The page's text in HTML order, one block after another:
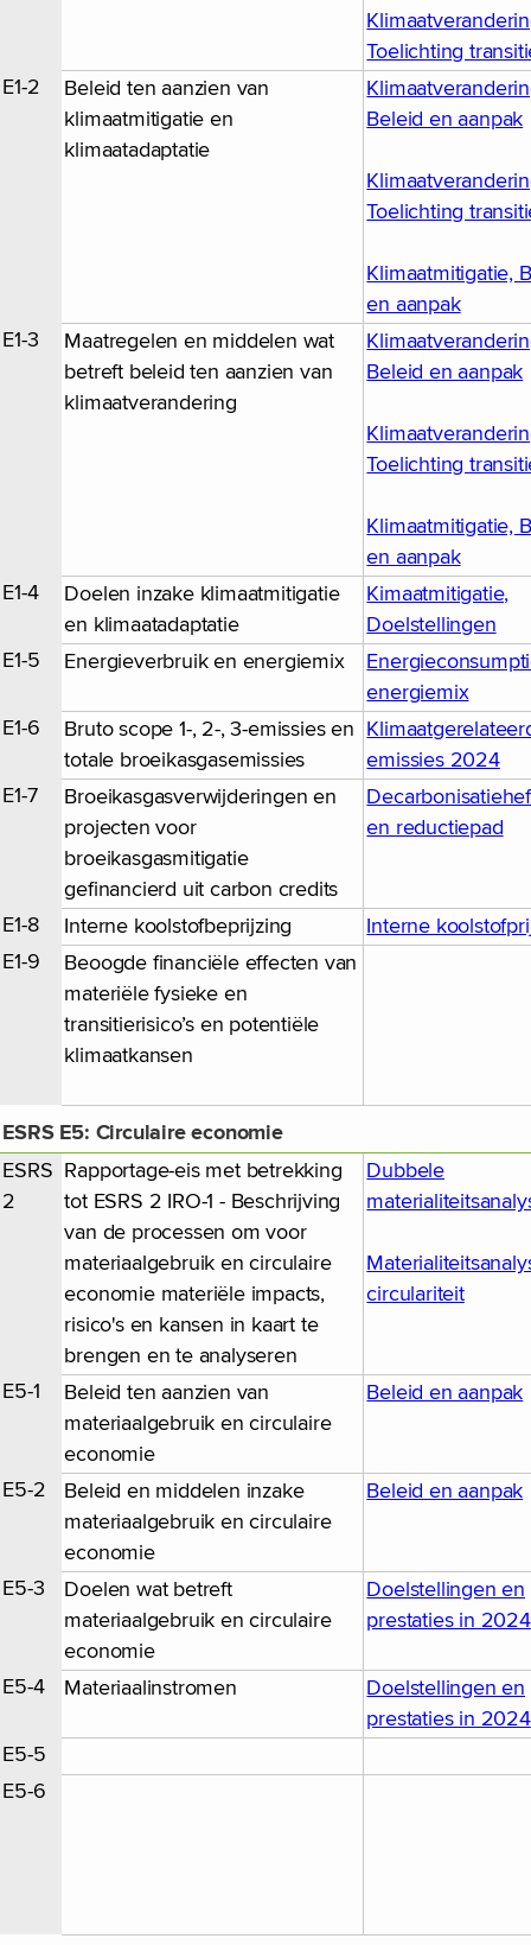
Toelichting
E1-2
Beleid ten aanzien van
klimaatmitigatie en
klimaatadaptatie
Beleid en aanpak
Toelichting
Klimaatmitigatie,
en aanpak
E1-3
Maatregelen en middelen wat
betreft beleid ten aanzien van
klimaatverandering
Beleid en aanpak
Toelichting
Klimaatmitigatie,
en aanpak
E1-4
Doelen inzake klimaatmitigatie
en klimaatadaptatie
Kimaatmitigatie,
Doelstellingen
E1-5
Energieverbruik en energiemix
energiemix
E1-6
Bruto scope 1-, 2-, 3-emissies en
totale broeikasgasemissies
emissies 2024
E1-7
Broeikasgasverwijderingen en
projecten voor
broeikasgasmitigatie
gefinancierd uit carbon credits
en reductiepad
E1-8 Interne koolstofbeprijzing
Interne
E1-9
Beoogde financiële effecten van
materiële fysieke en
transitierisico’s en potentiële
klimaatkansen
ESRS E5: Circulaire economie
ESRS
2
Rapportage-eis met betrekking
tot ESRS 2 IRO-1 - Beschrijving
van de processen om voor
materiaalgebruik en circulaire
economie materiële impacts,
risico's en kansen in kaart te
brengen en te analyseren
Dubbele
circulariteit
E5-1
Beleid ten aanzien van
materiaalgebruik en circulaire
economie
Beleid en aanpak
E5-2
Beleid en middelen inzake
materiaalgebruik en circulaire
economie
Beleid en aanpak
E5-3
Doelen wat betreft
materiaalgebruik en circulaire
economie
Doelstellingen en
prestaties in 2024
E5-4 Materiaalinstromen
Doelstellingen en
prestaties in 2024
E5-5
E5-6